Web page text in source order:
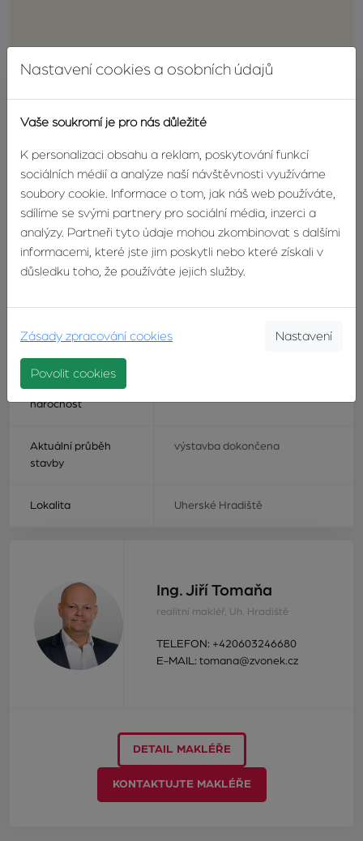
Parametry
Dispozice 1+kk až 4+kk
Zahájení stavby 1. 11. 2015
Ukončení stavby 31. 12. 2016
Cena od
Energetická
náročnost
Aktuální průběh
stavby
výstavba dokončena
Lokalita Uherské Hradiště
Ing. Jiří Tomaňa
realitní makléř, Uh. Hradiště
TELEFON: +420603246680
E-MAIL: tomana@zvonek.cz
DETAIL MAKLÉŘE
KONTAKTUJTE MAKLÉŘE
Nastavení cookies a osobních údajů
Vaše soukromí je pro nás důležité
K personalizaci obsahu a reklam, poskytování funkcí
sociálních médií a analýze naší návštěvnosti využíváme
soubory cookie. Informace o tom, jak náš web používáte,
sdílíme se svými partnery pro sociální média, inzerci a
analýzy. Partneři tyto údaje mohou zkombinovat s dalšími
informacemi, které jste jim poskytli nebo které získali v
důsledku toho, že používáte jejich služby.
Zásady zpracování cookies Nastavení
Povolit cookies